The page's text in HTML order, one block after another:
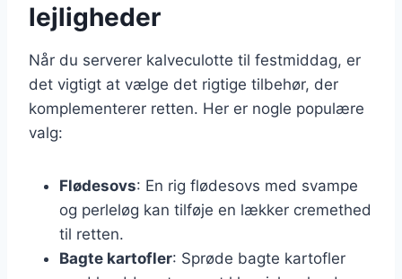
lejligheder
Når du serverer kalveculotte til festmiddag, er
det vigtigt at vælge det rigtige tilbehør, der
komplementerer retten. Her er nogle populære
valg:
Flødesovs: En rig flødesovs med svampe
og perleløg kan tilføje en lækker cremethed
til retten.
Bagte kartofler: Sprøde bagte kartofler